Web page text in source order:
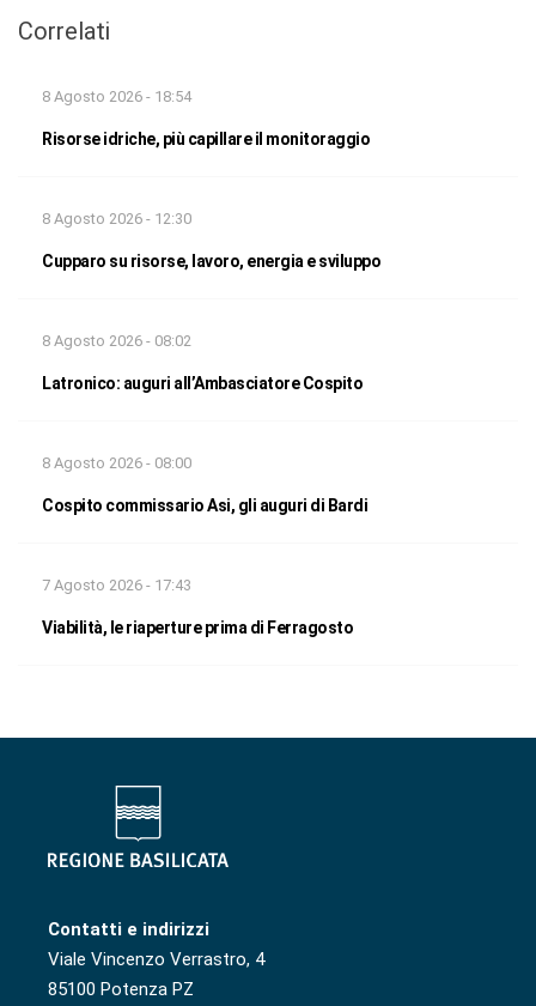
Correlati
8 Agosto 2026 - 18:54
Risorse idriche, più capillare il monitoraggio
8 Agosto 2026 - 12:30
Cupparo su risorse, lavoro, energia e sviluppo
8 Agosto 2026 - 08:02
Latronico: auguri all’Ambasciatore Cospito
8 Agosto 2026 - 08:00
Cospito commissario Asi, gli auguri di Bardi
7 Agosto 2026 - 17:43
Viabilità, le riaperture prima di Ferragosto
Contatti e indirizzi
Viale Vincenzo Verrastro, 4
85100 Potenza PZ